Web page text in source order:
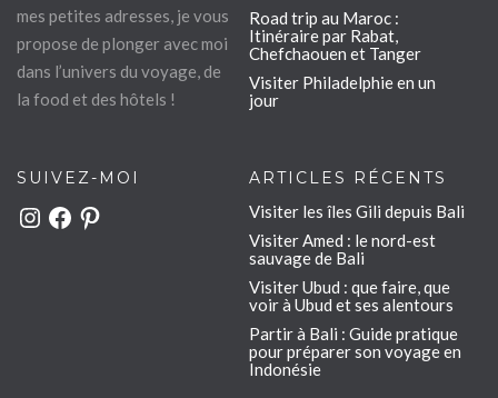
mes petites adresses, je vous
propose de plonger avec moi
dans l’univers du voyage, de
la food et des hôtels !
Road trip au Maroc :
Itinéraire par Rabat,
Chefchaouen et Tanger
Visiter Philadelphie en un
jour
SUIVEZ-MOI
Instagram
FacebookPinterest
ARTICLES RÉCENTS
Visiter les îles Gili depuis Bali
Visiter Amed : le nord-est
sauvage de Bali
Visiter Ubud : que faire, que
voir à Ubud et ses alentours
Partir à Bali : Guide pratique
pour préparer son voyage en
Indonésie